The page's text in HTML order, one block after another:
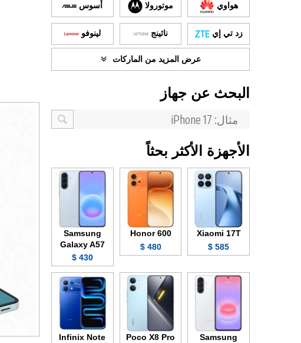
هواوي موتورولا أسوس
زد تي إي ناثينج لينوفو
عرض المزيد من الماركات
البحث عن جهاز
الأجهزة الأكثر بحثاً
Xiaomi 17T
585 $
Honor 600
480 $
Samsung
Galaxy A57
430 $
Samsung
Poco X8 Pro
Infinix Note